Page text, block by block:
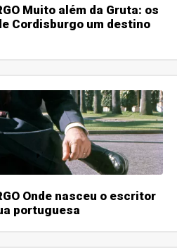
Muito além da Gruta: os
Cordisburgo um destino
Onde nasceu o escritor
portuguesa